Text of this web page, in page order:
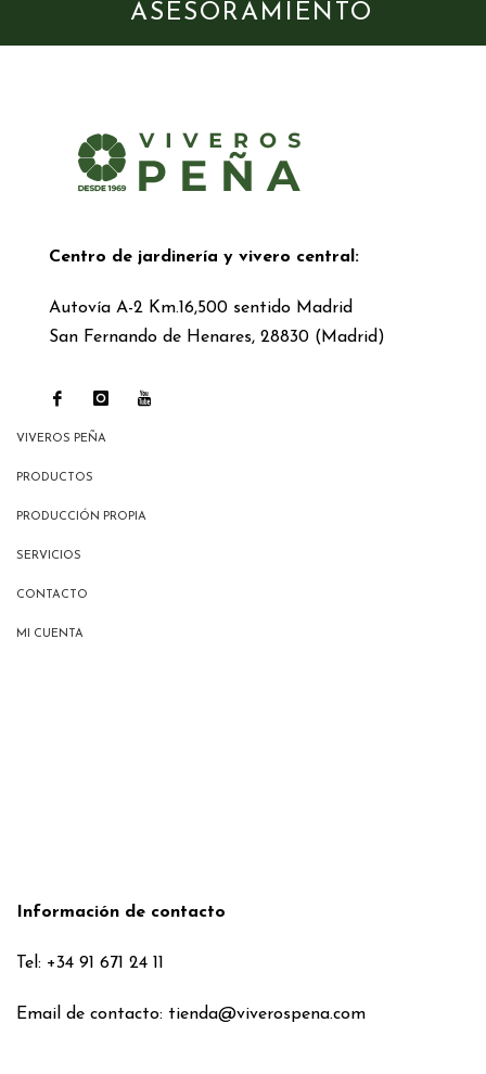
ASESORAMIENTO
Centro de jardinería y vivero central:
Autovía A-2 Km.16,500 sentido Madrid
San Fernando de Henares, 28830 (Madrid)
VIVEROS PEÑA
PRODUCTOS
PRODUCCIÓN PROPIA
SERVICIOS
CONTACTO
MI CUENTA
Información de contacto
Tel: +34 91 671 24 11
Email de contacto: tienda@viverospena.com